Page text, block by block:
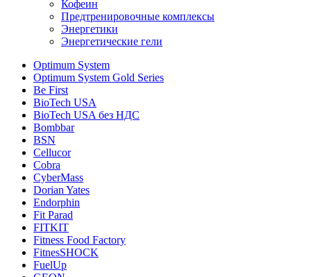
Кофеин
Предтренировочные комплексы
Энергетики
Энергетические гели
Optimum System
Optimum System Gold Series
Be First
BioTech USA
BioTech USA без НДС
Bombbar
BSN
Cellucor
Cobra
CyberMass
Dorian Yates
Endorphin
Fit Parad
FITKIT
Fitness Food Factory
FitnesSHOCK
FuelUp